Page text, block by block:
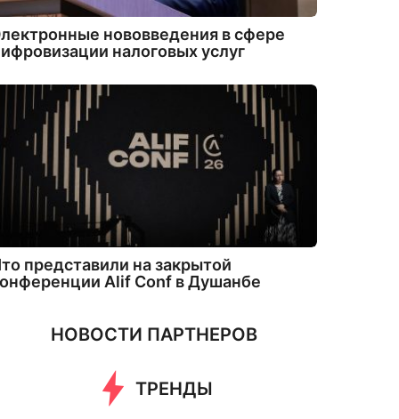
нововведения в сфере
налоговых услуг
представили на закрытой
Alif Conf в Душанбе
НОВОСТИ ПАРТНЕРОВ
ТРЕНДЫ